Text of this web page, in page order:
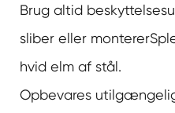
Brug altid
sliber eller monterer
hvid elm af stål.
Opbevares